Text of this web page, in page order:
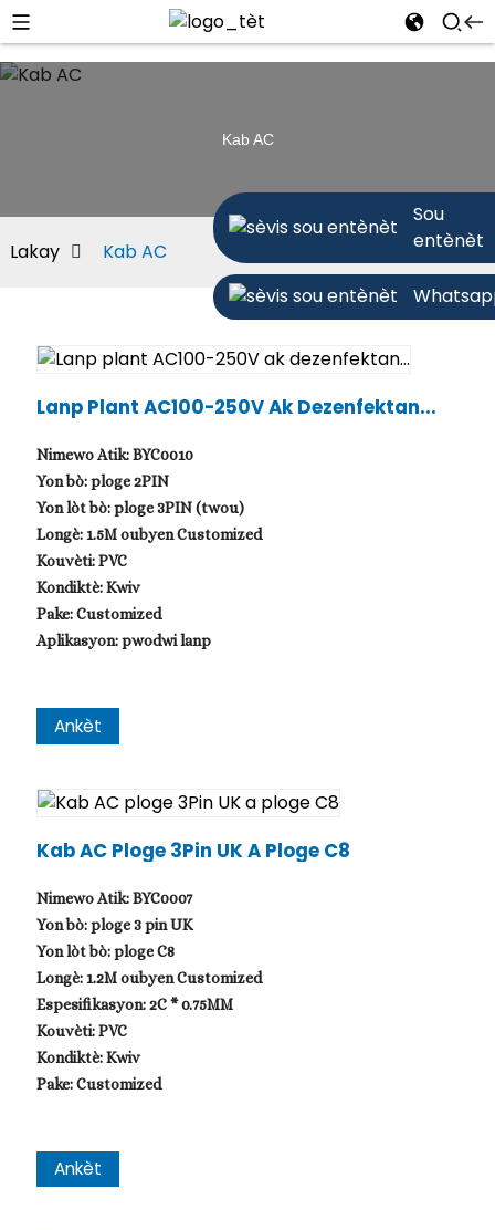
Sou
entènèt
Kab AC
Lakay Kab AC
Lanp Plant AC100-250V Ak Dezenfektan...
Nimewo Atik: BYC0010
Yon bò: ploge 2PIN
Yon lòt bò: ploge 3PIN (twou)
Longè: 1.5M oubyen Customized
Kouvèti: PVC
Kondiktè: Kwiv
Pake: Customized
Aplikasyon: pwodwi lanp
Ankèt
Kab AC Ploge 3Pin UK A Ploge C8
Nimewo Atik: BYC0007
Yon bò: ploge 3 pin UK
Yon lòt bò: ploge C8
Longè: 1.2M oubyen Customized
Espesifikasyon: 2C * 0.75MM
Kouvèti: PVC
Kondiktè: Kwiv
Pake: Customized
Ankèt